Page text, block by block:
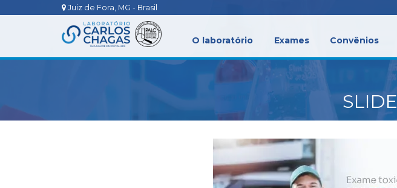
Juiz de Fora, MG - Brasil
O laboratório Exames Convênios
SLIDE